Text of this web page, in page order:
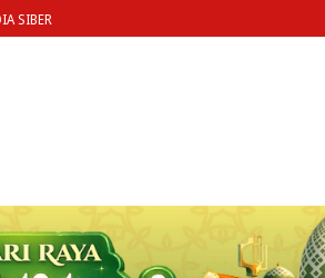
SIBER